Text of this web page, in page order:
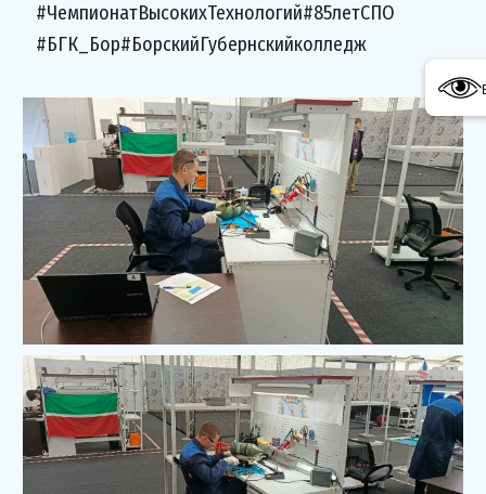
#ЧемпионатВысокихТехнологий#85летСПО
#БГК_Бор#БорскийГубернскийколледж